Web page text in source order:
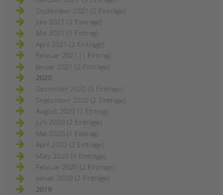
September 2021 (2 Einträge)
Juni 2021 (2 Einträge)
Mai 2021 (1 Eintrag)
April 2021 (2 Einträge)
Februar 2021 (1 Eintrag)
Januar 2021 (2 Einträge)
2020
Dezember 2020 (3 Einträge)
September 2020 (2 Einträge)
August 2020 (1 Eintrag)
Juni 2020 (2 Einträge)
Mai 2020 (1 Eintrag)
April 2020 (2 Einträge)
März 2020 (6 Einträge)
Februar 2020 (2 Einträge)
Januar 2020 (2 Einträge)
2019